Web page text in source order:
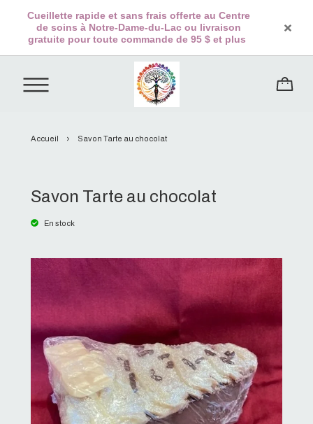
Cueillette rapide et sans frais offerte au Centre
de soins à Notre-Dame-du-Lac ou livraison
gratuite pour toute commande de 95 $ et plus
Accueil Savon Tarte au chocolat
Savon Tarte au chocolat
En stock